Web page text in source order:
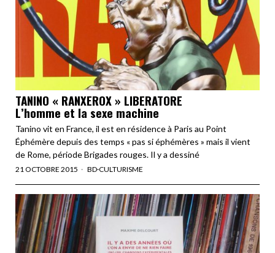
TANINO « RANXEROX » LIBERATORE
L’homme et la sexe machine
Tanino vit en France, il est en résidence à Paris au Point
Éphémère depuis des temps « pas si éphémères » mais il vient
de Rome, période Brigades rouges. Il y a dessiné
21 OCTOBRE 2015 BD·CULTURISME